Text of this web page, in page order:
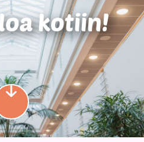
kotiin!